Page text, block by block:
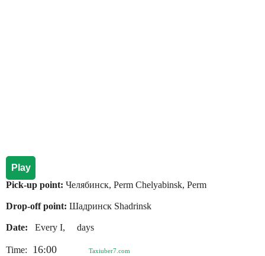
Play
Pick-up point: Челябинск, Perm Chelyabinsk, Perm
Drop-off point: Шадринск Shadrinsk
Date: Every I, days
Time: 16:00 Taxiuber7.com